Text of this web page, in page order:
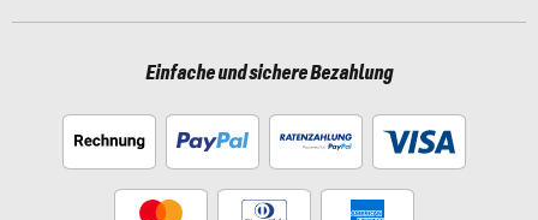
Einfache und sichere Bezahlung